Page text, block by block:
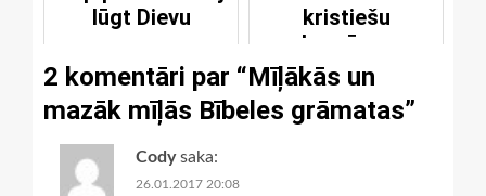
lūgt Dievu
kristiešu
baznīcas
2 komentāri par “Mīļākās un
mazāk mīļās Bībeles grāmatas”
Cody saka:
26.01.2017 20:08